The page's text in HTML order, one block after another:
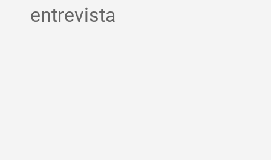
entrevista